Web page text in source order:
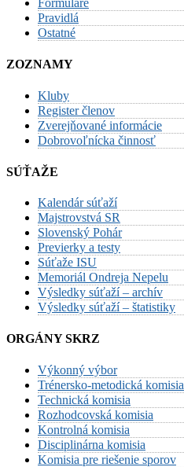
Formuláre
Pravidlá
Ostatné
ZOZNAMY
Kluby
Register členov
Zverejňované informácie
Dobrovoľnícka činnosť
SÚŤAŽE
Kalendár súťaží
Majstrovstvá SR
Slovenský Pohár
Previerky a testy
Súťaže ISU
Memoriál Ondreja Nepelu
Výsledky súťaží – archív
Výsledky súťaží – štatistiky
ORGÁNY SKRZ
Výkonný výbor
Trénersko-metodická komisia
Technická komisia
Rozhodcovská komisia
Kontrolná komisia
Disciplinárna komisia
Komisia pre riešenie sporov